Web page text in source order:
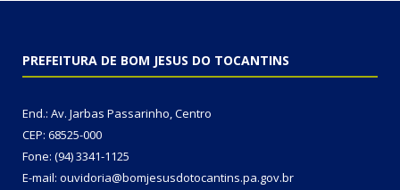
PREFEITURA DE BOM JESUS DO TOCANTINS
End.: Av. Jarbas Passarinho, Centro
CEP: 68525-000
Fone: (94) 3341-1125
E-mail: ouvidoria@bomjesusdotocantins.pa.gov.br